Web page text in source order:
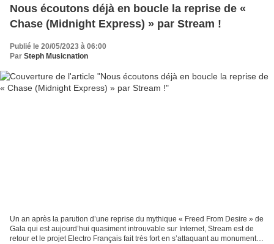
Nous écoutons déjà en boucle la reprise de «
Chase (Midnight Express) » par Stream !
Publié le 20/05/2023 à 06:00
Par Steph Musicnation
Un an après la parution d’une reprise du mythique « Freed From Desire » de
Gala qui est aujourd’hui quasiment introuvable sur Internet, Stream est de
retour et le projet Electro Français fait très fort en s’attaquant au monumental